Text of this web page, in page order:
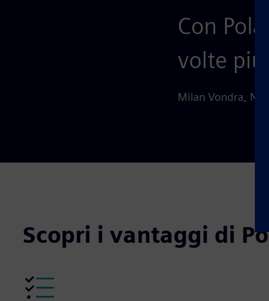
Con
volte più
Milan Vondra,
Scopri i vantaggi di